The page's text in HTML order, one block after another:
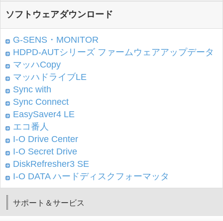
ソフトウェアダウンロード
G-SENS・MONITOR
HDPD-AUTシリーズ ファームウェアアップデータ
マッハCopy
マッハドライブLE
Sync with
Sync Connect
EasySaver4 LE
エコ番人
I-O Drive Center
I-O Secret Drive
DiskRefresher3 SE
I-O DATA ハードディスクフォーマッタ
サポート＆サービス